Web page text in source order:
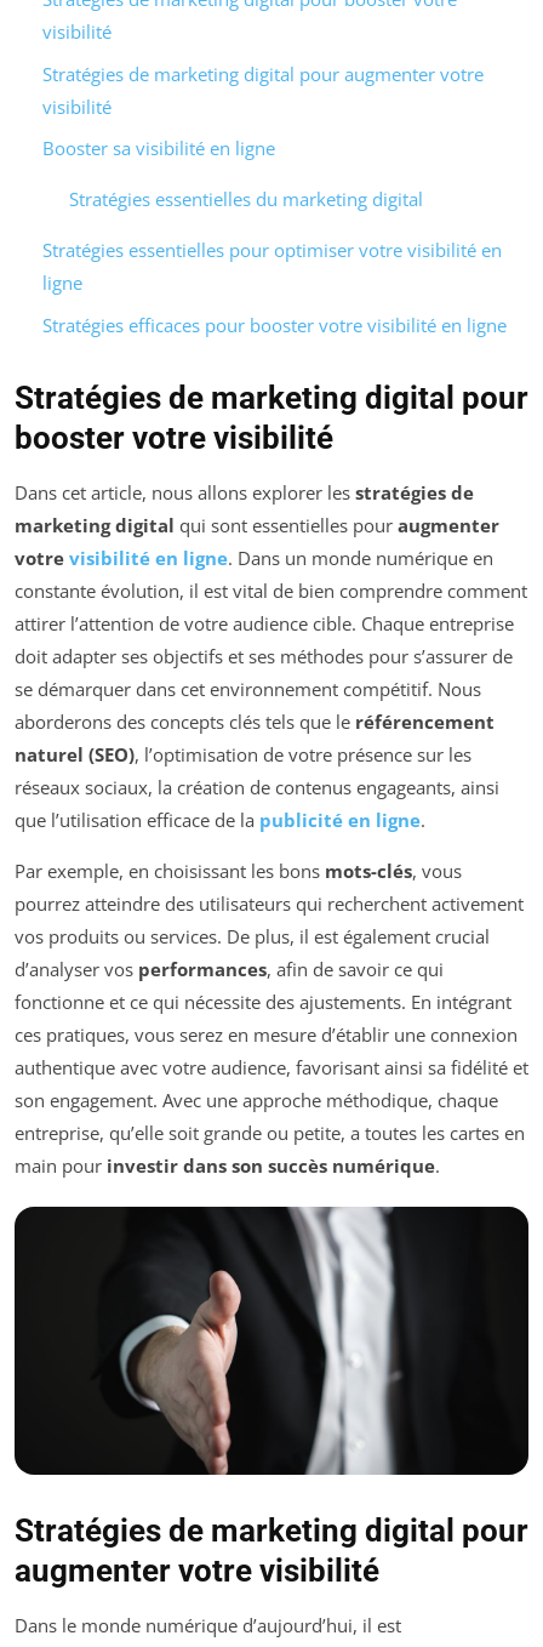
visibilité
Stratégies de marketing digital pour augmenter votre
visibilité
Booster sa visibilité en ligne
Stratégies essentielles du marketing digital
Stratégies essentielles pour optimiser votre visibilité en
ligne
Stratégies efficaces pour booster votre visibilité en ligne
Stratégies de marketing digital pour
booster votre visibilité
Dans cet article, nous allons explorer les stratégies de
marketing digital qui sont essentielles pour augmenter
votre visibilité en ligne. Dans un monde numérique en
constante évolution, il est vital de bien comprendre comment
attirer l’attention de votre audience cible. Chaque entreprise
doit adapter ses objectifs et ses méthodes pour s’assurer de
se démarquer dans cet environnement compétitif. Nous
aborderons des concepts clés tels que le référencement
naturel (SEO), l’optimisation de votre présence sur les
réseaux sociaux, la création de contenus engageants, ainsi
que l’utilisation efficace de la publicité en ligne.
Par exemple, en choisissant les bons mots-clés, vous
pourrez atteindre des utilisateurs qui recherchent activement
vos produits ou services. De plus, il est également crucial
d’analyser vos performances, afin de savoir ce qui
fonctionne et ce qui nécessite des ajustements. En intégrant
ces pratiques, vous serez en mesure d’établir une connexion
authentique avec votre audience, favorisant ainsi sa fidélité et
son engagement. Avec une approche méthodique, chaque
entreprise, qu’elle soit grande ou petite, a toutes les cartes en
main pour investir dans son succès numérique.
Stratégies de marketing digital pour
augmenter votre visibilité
Dans le monde numérique d’aujourd’hui, il est